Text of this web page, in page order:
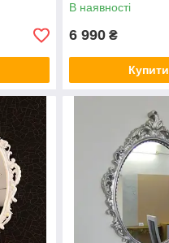
В наявності
6 990 ₴
Купити